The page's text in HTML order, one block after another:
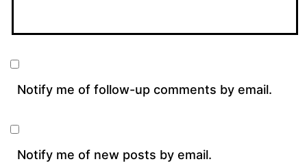
Notify me of follow-up comments by email.
Notify me of new posts by email.